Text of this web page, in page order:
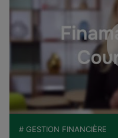
# GESTION FINANCIÈRE